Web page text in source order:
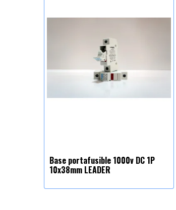
Base portafusible 1000v DC 1P
10x38mm LEADER